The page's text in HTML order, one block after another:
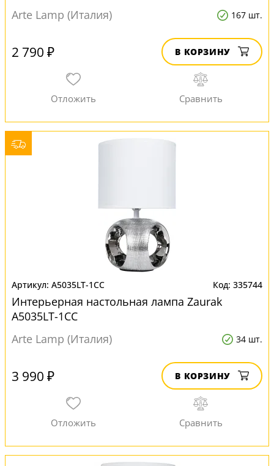
Arte Lamp (Италия)
167 шт.
2 790 ₽ В КОРЗИНУ
A5035LT-1CC 335744
Интерьерная настольная лампа Zaurak
A5035LT-1CC
Arte Lamp (Италия)
34 шт.
3 990 ₽ В КОРЗИНУ